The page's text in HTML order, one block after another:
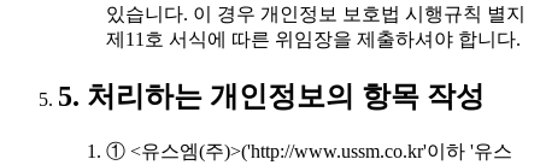
있습니다. 이 경우 개인정보 보호법 시행규칙 별지
제11호 서식에 따른 위임장을 제출하셔야 합니다.
5. 처리하는 개인정보의 항목 작성
① <유스엠(주)>('http://www.ussm.co.kr'이하 '유스